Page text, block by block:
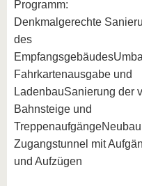
Programm:
Denkmalgerechte
des
Fahrkartenausgabe und
LadenbauSanierung der
Bahnsteige und
Zugangstunnel mit
und Aufzügen